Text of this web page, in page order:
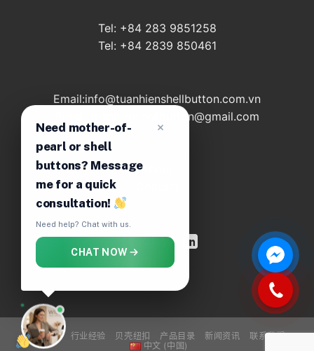
Tel: +84 283 9851258
Tel: +84 2839 850461
Email:info@tuanhienshellbutton.com.vn
Email: tuanhienshellbutton@gmail.com
About
关于我们 行业经验 贝壳纽扣 产品目录 新闻资讯
联系我们
中文 (中国)
Need mother-of-
pearl or shell
buttons? Message
me for a quick
consultation!
Need help? Chat with us.
CHAT NOW